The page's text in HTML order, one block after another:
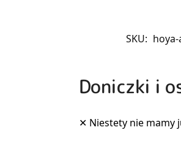
SKU:
Doniczki i